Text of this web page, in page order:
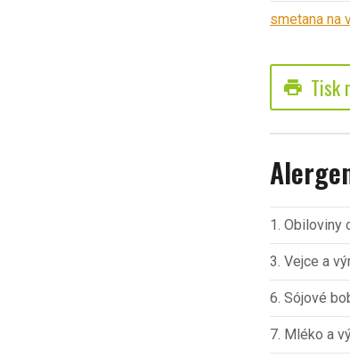
smetana na
print Tisk
1. Obiloviny
3. Vejce a
6. Sójové
7. Mléko a